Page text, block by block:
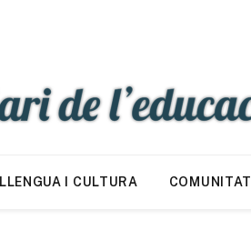
LLENGUA I CULTURA COMUNITAT